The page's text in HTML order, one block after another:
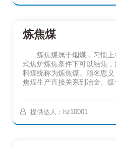
炼焦煤
炼焦煤属于烟煤，习惯上
式焦炉炼焦条件下可以结焦
料煤统称为炼焦煤。顾名思
焦煤生产直接关系到冶金、
提供达人：hz10001